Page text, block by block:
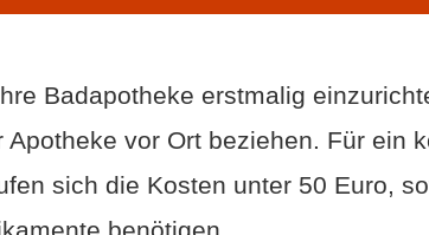
Badapotheke erstmalig
Apotheke vor Ort beziehen. Für ein
sich die Kosten unter 50 Euro,